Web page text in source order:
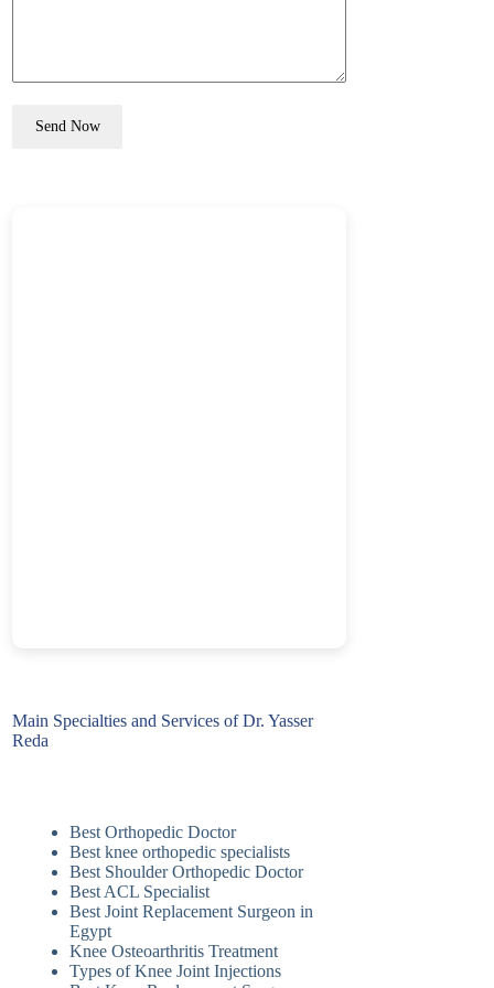
Send Now
Main Specialties and Services of Dr. Yasser
Reda
Best Orthopedic Doctor
Best knee orthopedic specialists
Best Shoulder Orthopedic Doctor
Best ACL Specialist
Best Joint Replacement Surgeon in
Egypt
Knee Osteoarthritis Treatment
Types of Knee Joint Injections